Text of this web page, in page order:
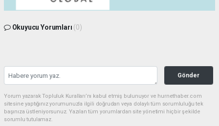
Okuyucu Yorumları (0)
Gönder
Yorum yazarak Topluluk Kuralları’nı kabul etmiş bulunuyor ve hurnethaber.com
sitesine yaptığınız yorumunuzla ilgili doğrudan veya dolaylı tüm sorumluluğu tek
başınıza üstleniyorsunuz. Yazılan tüm yorumlardan site yönetimi hiçbir şekilde
sorumlu tutulamaz.